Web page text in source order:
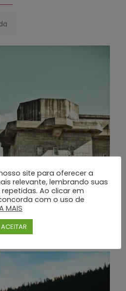
e Santos – Excelência e Respeito em
site para oferecer a
relevante, lembrando suas
Ao clicar em
com o uso de
MAIS
ACEITAR